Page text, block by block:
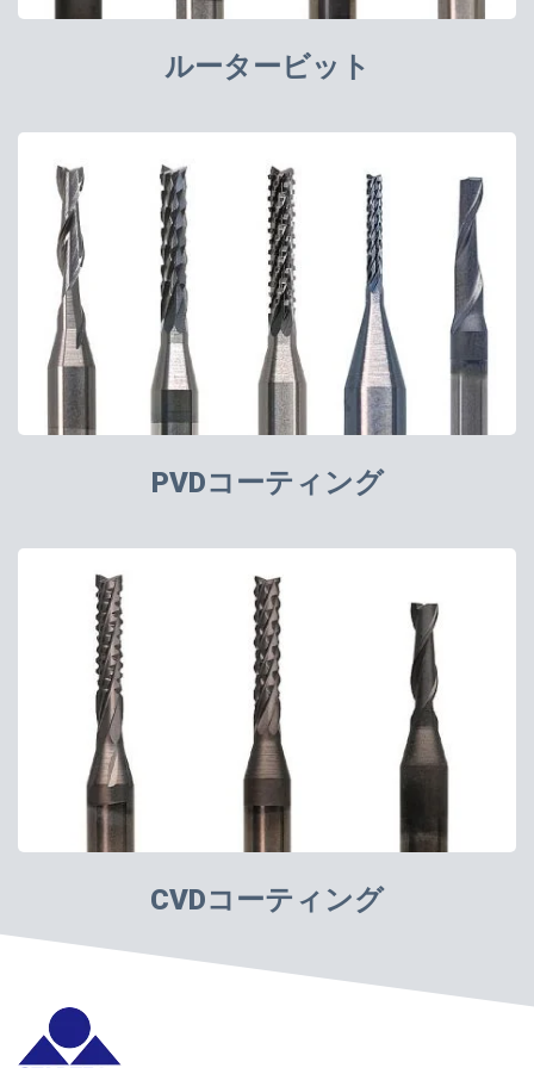
ルータービット
PVDコーティング
CVDコーティング